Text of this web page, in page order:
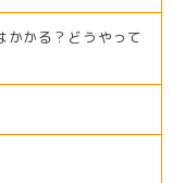
かかる？どうやって